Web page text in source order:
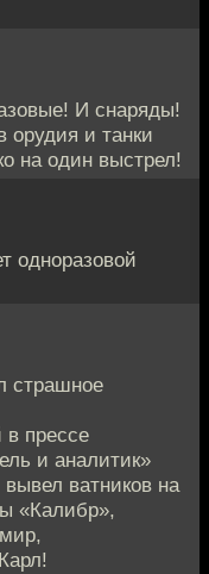
И снаряды!
и танки
на один выстрел!
одноразовой
страшное
прессе
и аналитик»
ватников на
«Калибр»,